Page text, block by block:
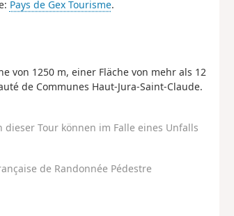
Pays de Gex Tourisme.
von 1250 m, einer Fläche von mehr als 12
de Communes Haut-Jura-Saint-Claude.
Tour können im Falle eines Unfalls
de Randonnée Pédestre